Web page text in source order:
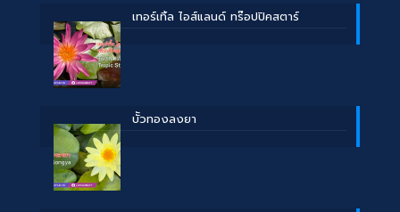
เทอร์เทิ้ล ไอส์แลนด์ ทร๊อปปิคสตาร์
บััวทองลงยา